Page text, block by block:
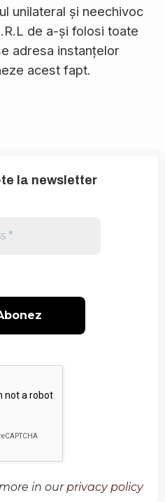
unilateral și neechivoc
de a-și folosi toate
adresa instanțelor
acest fapt.
la newsletter
in our privacy policy